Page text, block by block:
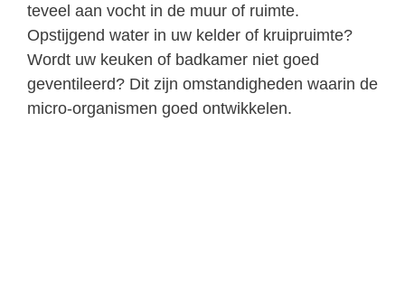
teveel aan vocht in de muur of ruimte.
Opstijgend water in uw kelder of kruipruimte?
Wordt uw keuken of badkamer niet goed
geventileerd? Dit zijn omstandigheden waarin de
micro-organismen goed ontwikkelen.